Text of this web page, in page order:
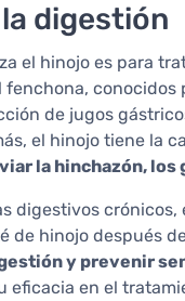
digestión
el hinojo es para
fenchona,
de jugos
el hinojo tiene la
la hinchazón,
digestivos
hinojo después
y prevenir
eficacia en el